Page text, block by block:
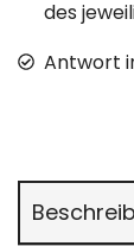
des
Antwort